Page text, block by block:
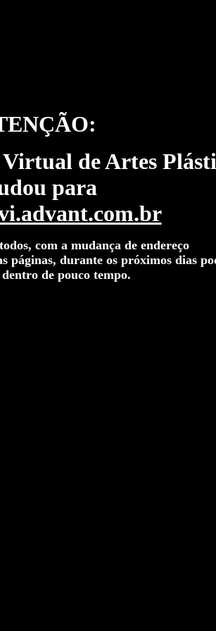
de Artes
para
com a mudança de endereço
páginas, durante os próximos dias
de pouco tempo.